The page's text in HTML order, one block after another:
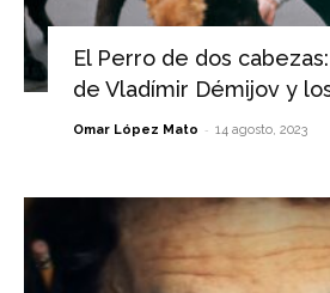
El Perro de dos
de Vladímir Démijov y
Omar López Mato - 14 agosto, 2023